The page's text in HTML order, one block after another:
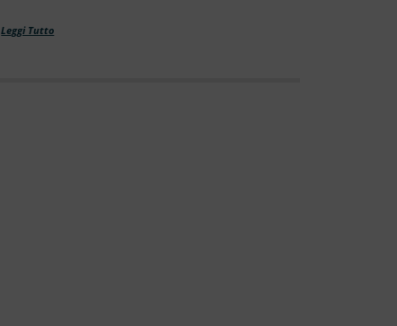
Leggi Tutto